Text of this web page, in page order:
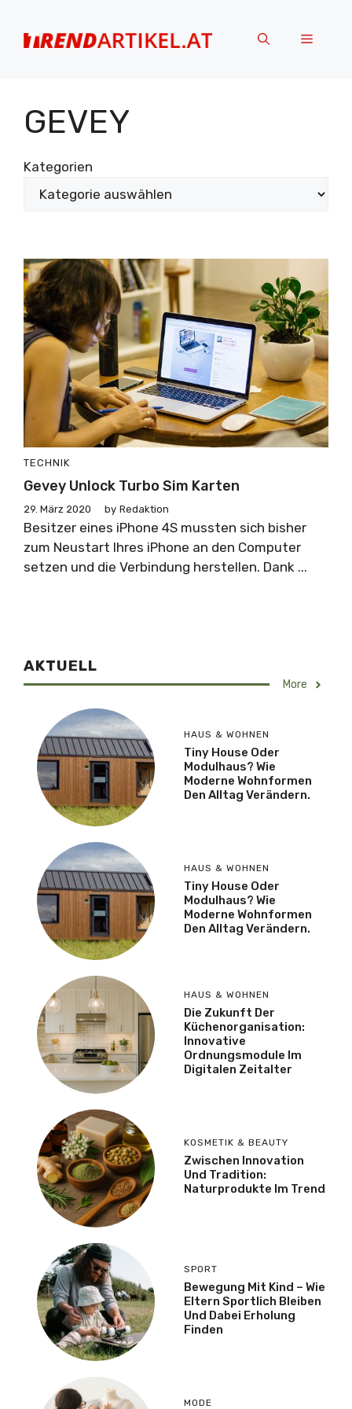
springen
Menü
GEVEY
Kategorien
TECHNIK
Gevey Unlock Turbo Sim Karten
29. März 2020 by Redaktion
Besitzer eines iPhone 4S mussten sich bisher
zum Neustart Ihres iPhone an den Computer
setzen und die Verbindung herstellen. Dank ...
AKTUELL
More
HAUS & WOHNEN
Tiny House Oder
Modulhaus? Wie
Moderne Wohnformen
Den Alltag Verändern.
HAUS & WOHNEN
Tiny House Oder
Modulhaus? Wie
Moderne Wohnformen
Den Alltag Verändern.
HAUS & WOHNEN
Die Zukunft Der
Küchenorganisation:
Innovative
Ordnungsmodule Im
Digitalen Zeitalter
KOSMETIK & BEAUTY
Zwischen Innovation
Und Tradition:
Naturprodukte Im Trend
SPORT
Bewegung Mit Kind – Wie
Eltern Sportlich Bleiben
Und Dabei Erholung
Finden
MODE